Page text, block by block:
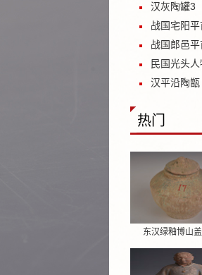
汉灰陶罐3
战国宅阳
战国郎邑
民国光头
汉平沿陶甑
热门
东汉绿釉博山